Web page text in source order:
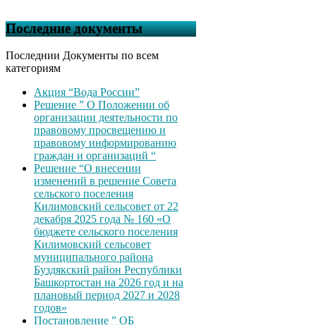
Последние документы
Последнии Документы по всем
категориям
Акция “Вода России”
Решение ” О Положении об
организации деятельности по
правовому просвещению и
правовому информированию
граждан и организаций “
Решение “О внесении
изменений в решение Совета
сельского поселения
Килимовский сельсовет от 22
декабря 2025 года № 160 «О
бюджете сельского поселения
Килимовский сельсовет
муниципального района
Буздякский район Республики
Башкортостан на 2026 год и на
плановый период 2027 и 2028
годов»
Постановление ” ОБ